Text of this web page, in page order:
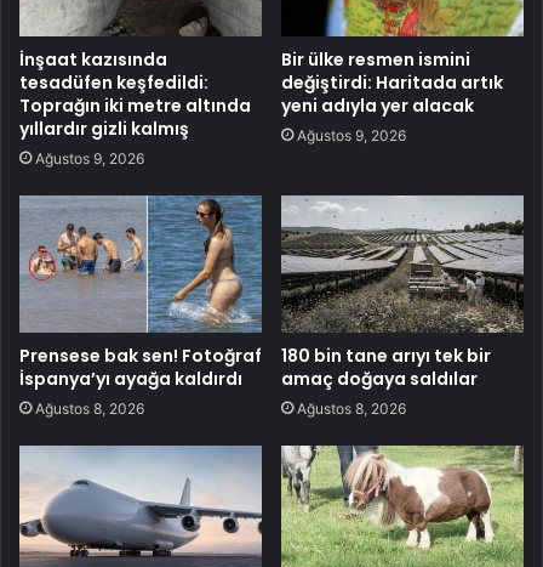
İnşaat kazısında
tesadüfen keşfedildi:
Toprağın iki metre altında
yıllardır gizli kalmış
Ağustos 9, 2026
Bir ülke resmen ismini
değiştirdi: Haritada artık
yeni adıyla yer alacak
Ağustos 9, 2026
Prensese bak sen! Fotoğraf
İspanya’yı ayağa kaldırdı
Ağustos 8, 2026
180 bin tane arıyı tek bir
amaç doğaya saldılar
Ağustos 8, 2026